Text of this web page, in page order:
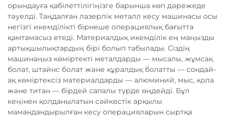
орындауға қабілеттілігіңізге барынша көп дәрежеде
тәуелді. Таңдалған лазерлік металл кесу машинасы осы
негізгі икемділікті бірнеше операциялық бағытта
қамтамасыз етеді. Материалдық икемділік ең маңызды
артықшылықтардың бірі болып табылады. Сіздің
машинаңыз көміртекті металдарды — мысалы, жұмсақ
болат, штайнс болат және құралдық болатты — сондай-
ақ көміртексіз материалдарды — алюминий, мыс, қола
және титан — бірдей сапалы түрде өңдейді. Бұл
кеңінен қолданылатын сәйкестік арқылы
мамандандырылған кесу операцияларын сыртқа